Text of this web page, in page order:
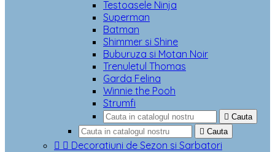
Testoasele Ninja
Superman
Batman
Shimmer si Shine
Buburuza si Motan Noir
Trenuletul Thomas
Garda Felina
Winnie the Pooh
Strumfi
 Cauta
 Cauta
  Decoratiuni de Sezon si Sarbatori